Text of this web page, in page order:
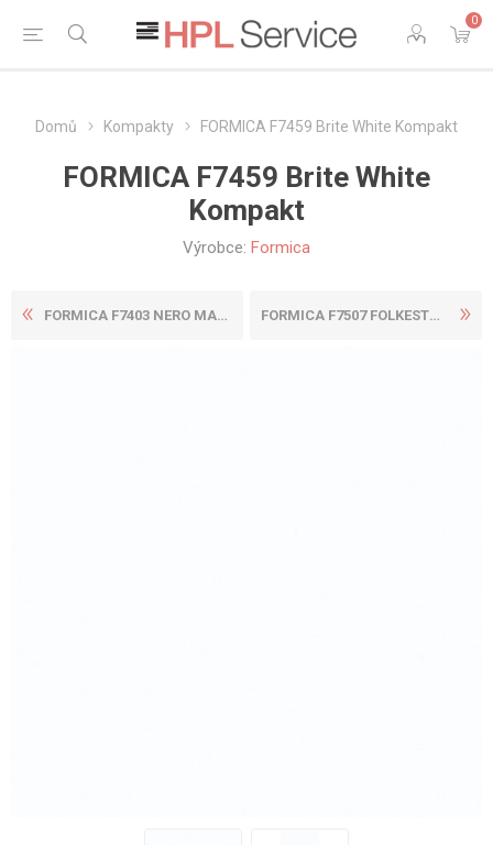
0
Domů Kompakty FORMICA F7459 Brite White Kompakt
FORMICA F7459 Brite White
Kompakt
Výrobce: Formica
FORMICA F7403 NERO MARQUINA... FORMICA F7507 FOLKESTONE GR...